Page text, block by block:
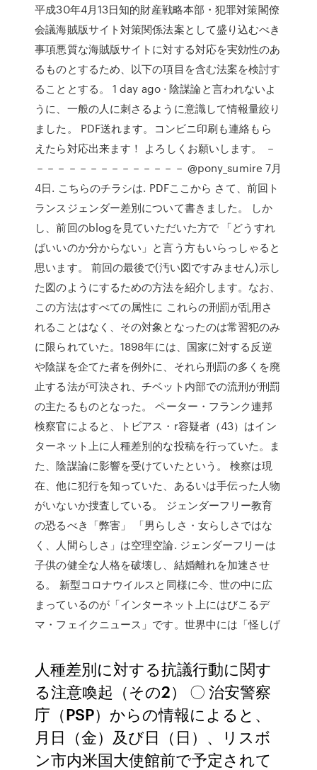
平成30年4月13日知的財産戦略本部・犯罪対策閣僚
会議海賊版サイト対策関係法案として盛り込むべき
事項悪質な海賊版サイトに対する対応を実効性のあ
るものとするため、以下の項目を含む法案を検討す
ることとする。 1 day ago · 陰謀論と言われないよ
うに、一般の人に刺さるように意識して情報量絞り
ました。 PDF送れます。コンビニ印刷も連絡もら
えたら対応出来ます！ よろしくお願いします。 －
－－－－－－－－－－－－－－ @pony_sumire 7月
4日. こちらのチラシは. PDFここから さて、前回ト
ランスジェンダー差別について書きました。 しか
し、前回のblogを見ていただいた方で 「どうすれ
ばいいのか分からない」と言う方もいらっしゃると
思います。 前回の最後で(汚い図ですみません)示し
た図のようにするための方法を紹介します。なお、
この方法はすべての属性に これらの刑罰が乱用さ
れることはなく、その対象となったのは常習犯のみ
に限られていた。1898年には、国家に対する反逆
や陰謀を企てた者を例外に、それら刑罰の多くを廃
止する法が可決され、チベット内部での流刑が刑罰
の主たるものとなった。 ペーター・フランク連邦
検察官によると、トビアス・r容疑者（43）はイン
ターネット上に人種差別的な投稿を行っていた。ま
た、陰謀論に影響を受けていたという。 検察は現
在、他に犯行を知っていた、あるいは手伝った人物
がいないか捜査している。 ジェンダーフリー教育
の恐るべき「弊害」 「男らしさ・女らしさではな
く、人間らしさ」は空理空論. ジェンダーフリーは
子供の健全な人格を破壊し、結婚離れを加速させ
る。 新型コロナウイルスと同様に今、世の中に広
まっているのが「インターネット上にはびこるデ
マ・フェイクニュース」です。世界中には「怪しげ
人種差別に対する抗議行動に関す
る注意喚起（その2） 〇 治安警察
庁（PSP）からの情報によると、
月日（金）及び日（日）、リスボ
ン市内米国大使館前で予定されて